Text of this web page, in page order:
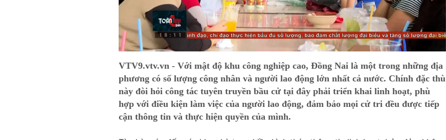
VTV9.vtv.vn - Với mật độ khu công nghiệp cao, Đồng Nai là một trong những địa
phương có số lượng công nhân và người lao động lớn nhất cả nước. Chính đặc thù
này đòi hỏi công tác tuyên truyền bầu cử tại đây phải triển khai linh hoạt, phù
hợp với điều kiện làm việc của người lao động, đảm bảo mọi cử tri đều được tiếp
cận thông tin và thực hiện quyền của mình.